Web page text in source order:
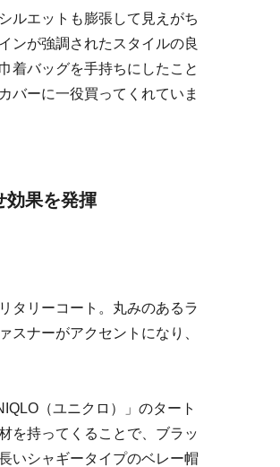
ルエットも膨張して見えがち
ンが強調されたスタイルの良
着バッグを手持ちにしたこと
バーに一役買ってくれていま
効果を発揮
タリーコート。丸みのあるラ
スナーがアクセントになり、
（ユニクロ）」のタート
を持ってくることで、ブラッ
いシャギータイプのベレー帽